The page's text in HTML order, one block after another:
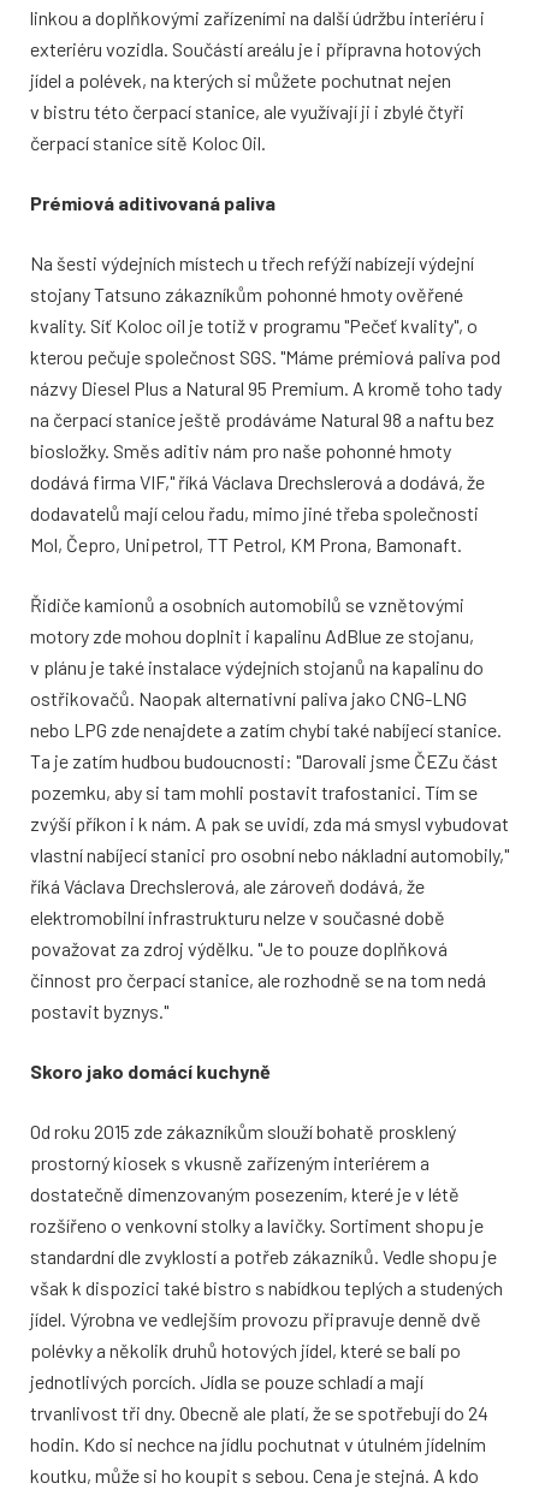
linkou a doplňkovými zařízeními na další údržbu interiéru i
exteriéru vozidla. Součástí areálu je i přípravna hotových
jídel a polévek, na kterých si můžete pochutnat nejen
v bistru této čerpací stanice, ale využívají ji i zbylé čtyři
čerpací stanice sítě Koloc Oil.
Prémiová aditivovaná paliva
Na šesti výdejních místech u třech refýží nabízejí výdejní
stojany Tatsuno zákazníkům pohonné hmoty ověřené
kvality. Síť Koloc oil je totiž v programu "Pečeť kvality", o
kterou pečuje společnost SGS. "Máme prémiová paliva pod
názvy Diesel Plus a Natural 95 Premium. A kromě toho tady
na čerpací stanice ještě prodáváme Natural 98 a naftu bez
biosložky. Směs aditiv nám pro naše pohonné hmoty
dodává firma VIF," říká Václava Drechslerová a dodává, že
dodavatelů mají celou řadu, mimo jiné třeba společnosti
Mol, Čepro, Unipetrol, TT Petrol, KM Prona, Bamonaft.
Řidiče kamionů a osobních automobilů se vznětovými
motory zde mohou doplnit i kapalinu AdBlue ze stojanu,
v plánu je také instalace výdejních stojanů na kapalinu do
ostřikovačů. Naopak alternativní paliva jako CNG-LNG
nebo LPG zde nenajdete a zatím chybí také nabíjecí stanice.
Ta je zatím hudbou budoucnosti: "Darovali jsme ČEZu část
pozemku, aby si tam mohli postavit trafostanici. Tím se
zvýší příkon i k nám. A pak se uvidí, zda má smysl vybudovat
vlastní nabíjecí stanici pro osobní nebo nákladní automobily,"
říká Václava Drechslerová, ale zároveň dodává, že
elektromobilní infrastrukturu nelze v současné době
považovat za zdroj výdělku. "Je to pouze doplňková
činnost pro čerpací stanice, ale rozhodně se na tom nedá
postavit byznys."
Skoro jako domácí kuchyně
Od roku 2015 zde zákazníkům slouží bohatě prosklený
prostorný kiosek s vkusně zařízeným interiérem a
dostatečně dimenzovaným posezením, které je v létě
rozšířeno o venkovní stolky a lavičky. Sortiment shopu je
standardní dle zvyklostí a potřeb zákazníků. Vedle shopu je
však k dispozici také bistro s nabídkou teplých a studených
jídel. Výrobna ve vedlejším provozu připravuje denně dvě
polévky a několik druhů hotových jídel, které se balí po
jednotlivých porcích. Jídla se pouze schladí a mají
trvanlivost tři dny. Obecně ale platí, že se spotřebují do 24
hodin. Kdo si nechce na jídlu pochutnat v útulném jídelním
koutku, může si ho koupit s sebou. Cena je stejná. A kdo